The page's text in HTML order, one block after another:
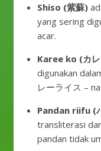
Shiso (紫蘇)
yang sering
acar.
Karee ko (カ
digunakan
レーライス –
Pandan riifu (
transliterasi
pandan tidak